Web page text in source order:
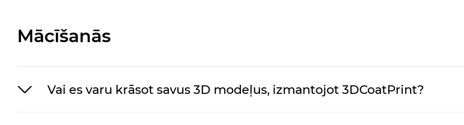
Mācīšanās
Vai es varu krāsot savus 3D modeļus, izmantojot 3DCoatPrint?